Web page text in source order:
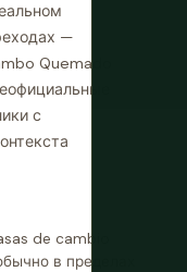
—
Quemado
с
de cambio
в пределах